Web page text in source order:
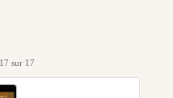
sur 17